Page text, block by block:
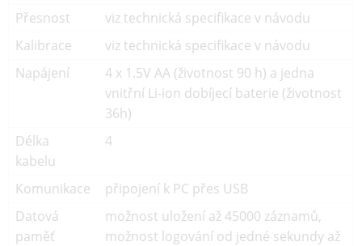
Přesnost
viz technická specifikace v návodu
Kalibrace
viz technická specifikace v návodu
Napájení
4 x 1.5V AA (životnost 90 h) a jedna
vnitřní Li-ion dobíjecí baterie (životnost
36h)
Délka
kabelu
4
Komunikace
připojení k PC přes USB
Datová
paměť
možnost uložení až 45000 záznamů,
možnost logování od jedné sekundy až